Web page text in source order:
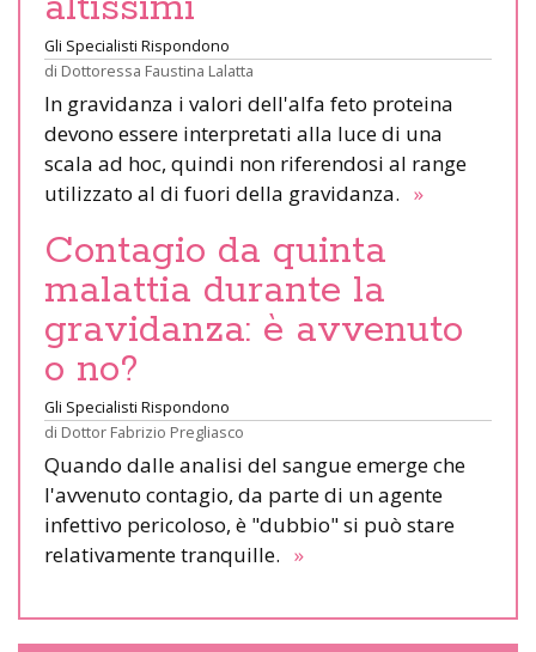
Gli Specialisti Rispondono
di Dottoressa Faustina Lalatta
In gravidanza i valori dell'alfa feto proteina
devono essere interpretati alla luce di una
scala ad hoc, quindi non riferendosi al range
utilizzato al di fuori della gravidanza. »
Contagio da quinta
malattia durante la
gravidanza: è avvenuto
o no?
Gli Specialisti Rispondono
di Dottor Fabrizio Pregliasco
Quando dalle analisi del sangue emerge che
l'avvenuto contagio, da parte di un agente
infettivo pericoloso, è "dubbio" si può stare
relativamente tranquille. »